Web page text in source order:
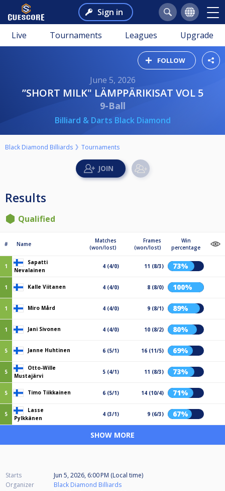
Sign in
Live Tournaments Leagues Upgrade
FOLLOW
June 5, 2026
”SHORT MILK" LÄMPPÄRIKISAT VOL 5
9-Ball
Billiard & Darts Black Diamond
Black Diamond Billiards Tournaments
Results
Qualified
# Name
Matches
(won/lost)
Frames
(won/lost)
Win
percentage
1
Sapatti
Nevalainen
4 (4/0) 11 (8/3) 73%
1 Kalle Viitanen 4 (4/0) 8 (8/0) 100%
1 Miro Mård 4 (4/0) 9 (8/1) 89%
1 Jani Sivonen 4 (4/0) 10 (8/2) 80%
5 Janne Huhtinen 6 (5/1) 16 (11/5) 69%
5
Otto-Wille
Mustajärvi
5 (4/1) 11 (8/3) 73%
5 Timo Tiikkainen 6 (5/1) 14 (10/4) 71%
5
Lasse
Pylkkänen
4 (3/1) 9 (6/3) 67%
SHOW MORE
Starts
Jun 5, 2026, 6:00 PM (Local time)
Organizer
Black Diamond Billiards